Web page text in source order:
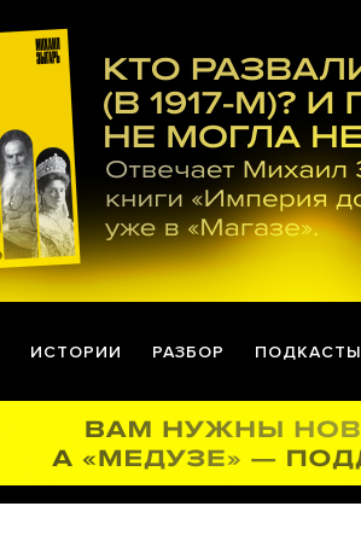
ИСТОРИИ РАЗБОР ПОДКАСТЫ